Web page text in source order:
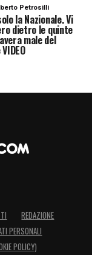
Petrosilli
la Nazionale. Vi
dietro le quinte
male del
REDAZIONE
PERSONALI
POLICY)